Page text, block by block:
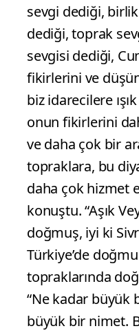
sevgi dediği,
dediği, toprak
sevgisi dediği,
fikirlerini ve
biz idarecilere
onun fikirlerini
ve daha çok bir
topraklara, bu
daha çok hizmet
konuştu. “Aşık
doğmuş, iyi ki
Türkiye’de
topraklarında
“Ne kadar büyük
büyük bir nimet.